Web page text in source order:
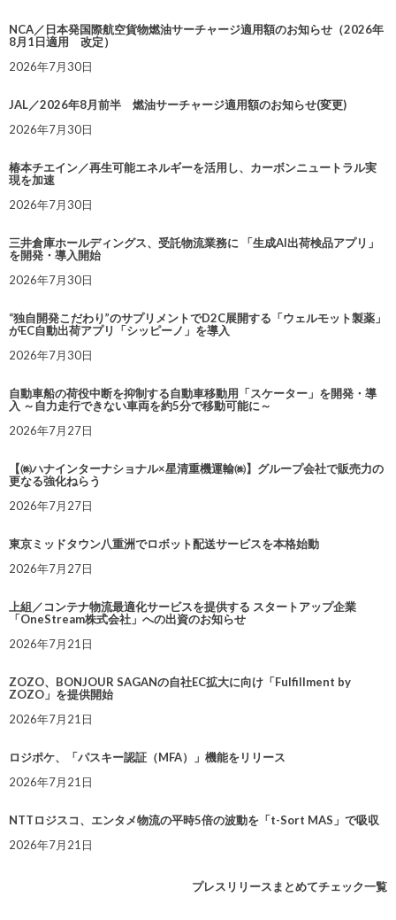
NCA／日本発国際航空貨物燃油サーチャージ適用額のお知らせ（2026年
8月1日適用 改定）
2026年7月30日
JAL／2026年8月前半 燃油サーチャージ適用額のお知らせ(変更)
2026年7月30日
椿本チエイン／再生可能エネルギーを活用し、カーボンニュートラル実
現を加速
2026年7月30日
三井倉庫ホールディングス、受託物流業務に 「生成AI出荷検品アプリ」
を開発・導入開始
2026年7月30日
“独自開発こだわり”のサプリメントでD2C展開する「ウェルモット製薬」
がEC自動出荷アプリ「シッピーノ」を導入
2026年7月30日
自動車船の荷役中断を抑制する自動車移動用「スケーター」を開発・導
入 ～自力走行できない車両を約5分で移動可能に～
2026年7月27日
【㈱ハナインターナショナル×星清重機運輸㈱】グループ会社で販売力の
更なる強化ねらう
2026年7月27日
東京ミッドタウン八重洲でロボット配送サービスを本格始動
2026年7月27日
上組／コンテナ物流最適化サービスを提供する スタートアップ企業
「OneStream株式会社」への出資のお知らせ
2026年7月21日
ZOZO、BONJOUR SAGANの自社EC拡大に向け「Fulfillment by
ZOZO」を提供開始
2026年7月21日
ロジポケ、「パスキー認証（MFA）」機能をリリース
2026年7月21日
NTTロジスコ、エンタメ物流の平時5倍の波動を「t-Sort MAS」で吸収
2026年7月21日
プレスリリースまとめてチェック一覧